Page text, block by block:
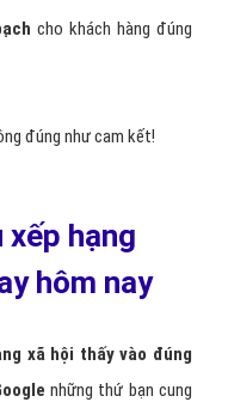
cho khách hàng đúng
đúng như cam kết!
xếp hạng
hôm nay
xã hội thấy vào đúng
những thứ bạn cung